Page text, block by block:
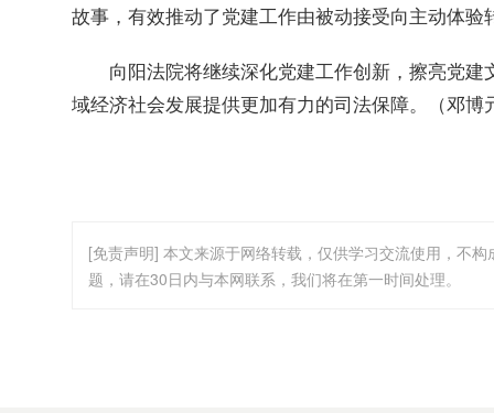
故事，有效推动了党建工作由被动接受向主动体验
向阳法院将继续深化党建工作创新，擦亮党
域经济社会发展提供更加有力的司法保障。（邓博
[免责声明] 本文来源于网络转载，仅供学习交流使用，不
题，请在30日内与本网联系，我们将在第一时间处理。